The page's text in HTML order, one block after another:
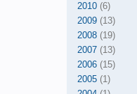
2010 (6)
2009 (13)
2008 (19)
2007 (13)
2006 (15)
2005 (1)